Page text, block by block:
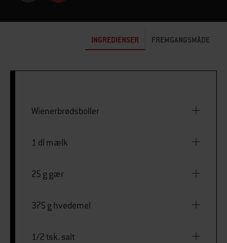
INGREDIENSER FREMGANGSMÅDE
Wienerbrødsboller
1 dl mælk
25 g gær
375 g hvedemel
1/2 tsk. salt